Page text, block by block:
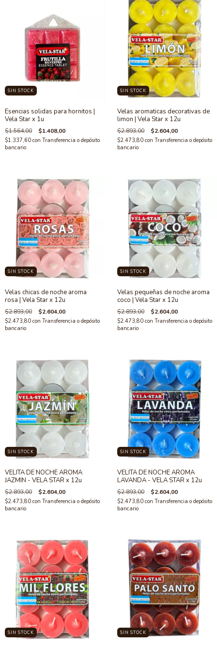
SIN STOCK
Esencias solidas para hornitos |
Vela Star x 1u
$1.564,00 $1.408,00
$1.337,60 con Transferencia o depósito
bancario
SIN STOCK
Velas aromaticas decorativas de
limon | Vela Star x 12u
$2.893,00 $2.604,00
$2.473,80 con Transferencia o depósito
bancario
SIN STOCK
Velas chicas de noche aroma
rosa | Vela Star x 12u
$2.893,00 $2.604,00
$2.473,80 con Transferencia o depósito
bancario
SIN STOCK
Velas pequeñas de noche aroma
coco | Vela Star x 12u
$2.893,00 $2.604,00
$2.473,80 con Transferencia o depósito
bancario
SIN STOCK
VELITA DE NOCHE AROMA
JAZMIN - VELA STAR x 12u
$2.893,00 $2.604,00
$2.473,80 con Transferencia o depósito
bancario
SIN STOCK
VELITA DE NOCHE AROMA
LAVANDA - VELA STAR x 12u
$2.893,00 $2.604,00
$2.473,80 con Transferencia o depósito
bancario
SIN STOCK SIN STOCK